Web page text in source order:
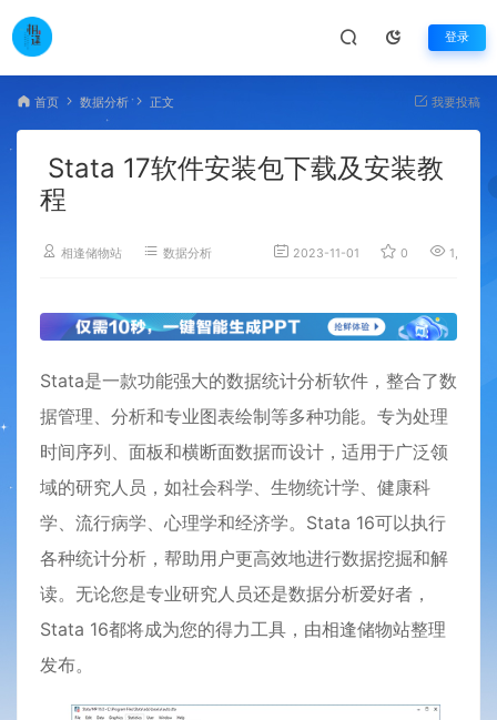
登录
首页 数据分析 正文 我要投稿
Stata 17软件安装包下载及安装教
程
相逢储物站 数据分析 2023-11-01 0 1,438
Stata是一款功能强大的数据统计分析软件，整合了数
据管理、分析和专业图表绘制等多种功能。专为处理
时间序列、面板和横断面数据而设计，适用于广泛领
域的研究人员，如社会科学、生物统计学、健康科
学、流行病学、心理学和经济学。Stata 16可以执行
各种统计分析，帮助用户更高效地进行数据挖掘和解
读。无论您是专业研究人员还是数据分析爱好者，
Stata 16都将成为您的得力工具，由相逢储物站整理
发布。